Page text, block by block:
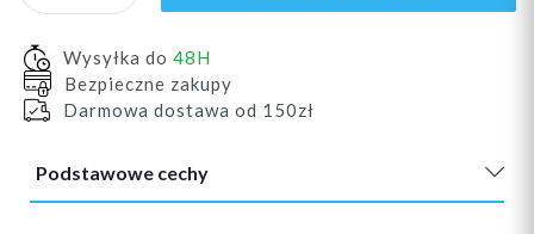
Wysyłka do 48H
Bezpieczne zakupy
Darmowa dostawa od 150zł
Podstawowe cechy